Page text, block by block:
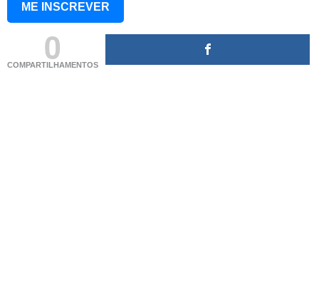
ME INSCREVER
0
COMPARTILHAMENTOS